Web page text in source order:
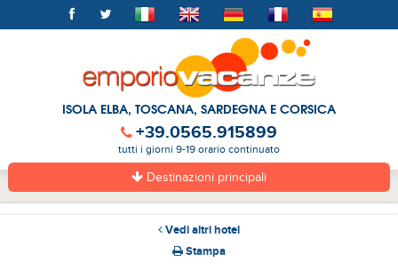
ISOLA ELBA, TOSCANA, SARDEGNA E CORSICA
+39.0565.915899
tutti i giorni 9-19 orario continuato
Destinazioni principali
Vedi altri hotel
Stampa